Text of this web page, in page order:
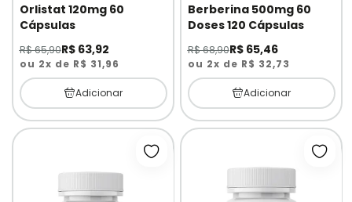
Orlistat 120mg 60
Cápsulas
R$ 65,90R$ 63,92
ou 2x de R$ 31,96
Adicionar
Berberina 500mg 60
Doses 120 Cápsulas
R$ 68,90R$ 65,46
ou 2x de R$ 32,73
Adicionar
Adicionar à lista de desejos